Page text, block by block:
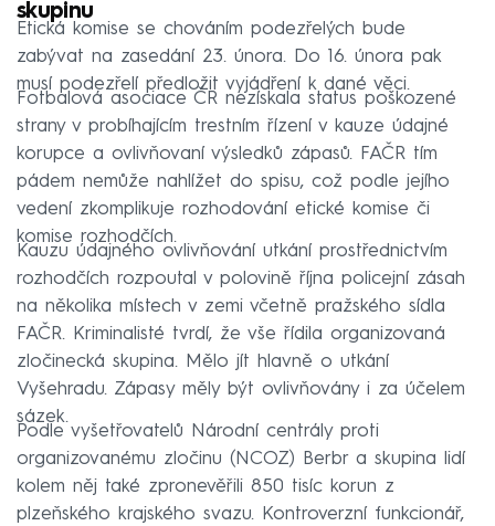
skupinu
Etická komise se chováním podezřelých bude
zabývat na zasedání 23. února. Do 16. února pak
musí podezřelí předložit vyjádření k dané věci.
Fotbalová asociace ČR nezískala status poškozené
strany v probíhajícím trestním řízení v kauze údajné
korupce a ovlivňovaní výsledků zápasů. FAČR tím
pádem nemůže nahlížet do spisu, což podle jejího
vedení zkomplikuje rozhodování etické komise či
komise rozhodčích.
Kauzu údajného ovlivňování utkání prostřednictvím
rozhodčích rozpoutal v polovině října policejní zásah
na několika místech v zemi včetně pražského sídla
FAČR. Kriminalisté tvrdí, že vše řídila organizovaná
zločinecká skupina. Mělo jít hlavně o utkání
Vyšehradu. Zápasy měly být ovlivňovány i za účelem
sázek.
Podle vyšetřovatelů Národní centrály proti
organizovanému zločinu (NCOZ) Berbr a skupina lidí
kolem něj také zpronevěřili 850 tisíc korun z
plzeňského krajského svazu. Kontroverzní funkcionář,